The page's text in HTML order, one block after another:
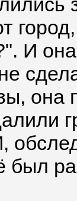
И
она
был